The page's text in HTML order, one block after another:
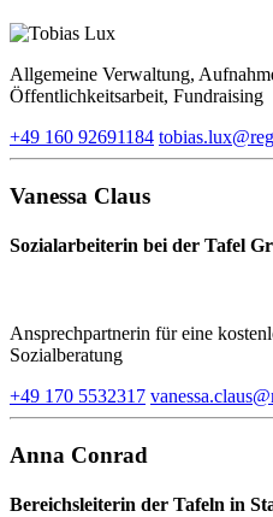
Allgemeine Verwaltung,
Öffentlichkeitsarbeit, Fundraising
+49 160 92691184
Vanessa Claus
Sozialarbeiterin bei der Tafel
Ansprechpartnerin für eine
Sozialberatung
+49 170 5532317
Anna Conrad
Bereichsleiterin der Tafeln in